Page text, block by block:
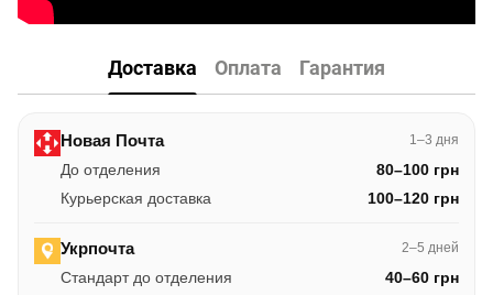
Доставка Оплата Гарантия
Новая Почта 1–3 дня
До отделения
80–100 грн
Курьерская доставка
100–120 грн
Укрпочта 2–5 дней
Стандарт до отделения
40–60 грн